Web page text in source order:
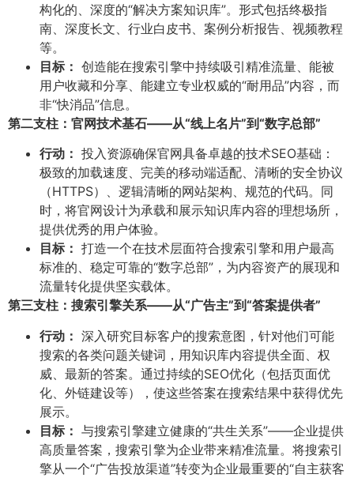
构化的、深度的“解决方案知识库”。形式包括终极指
南、深度长文、行业白皮书、案例分析报告、视频教程
等。
目标：​ 创造能在搜索引擎中持续吸引精准流量、能被
用户收藏和分享、能建立专业权威的“耐用品”内容，而
非“快消品”信息。
第二支柱：官网技术基石——从“线上名片”到“数字总部”​
行动：​ 投入资源确保官网具备卓越的技术SEO基础：
极致的加载速度、完美的移动端适配、清晰的安全协议
（HTTPS）、逻辑清晰的网站架构、规范的代码。同
时，将官网设计为承载和展示知识库内容的理想场所，
提供优秀的用户体验。
目标：​ 打造一个在技术层面符合搜索引擎和用户最高
标准的、稳定可靠的“数字总部”，为内容资产的展现和
流量转化提供坚实载体。
第三支柱：搜索引擎关系——从“广告主”到“答案提供者”​
行动：​ 深入研究目标客户的搜索意图，针对他们可能
搜索的各类问题关键词，用知识库内容提供全面、权
威、最新的答案。通过持续的SEO优化（包括页面优
化、外链建设等），使这些答案在搜索结果中获得优先
展示。
目标：​ 与搜索引擎建立健康的“共生关系”——企业提供
高质量答案，搜索引擎为企业带来精准流量。将搜索引
擎从一个“广告投放渠道”转变为企业最重要的“自主获客